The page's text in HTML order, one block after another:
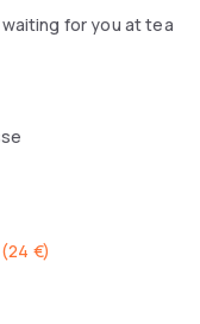
for you at tea
(24 €)